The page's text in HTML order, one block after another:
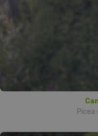
Picea